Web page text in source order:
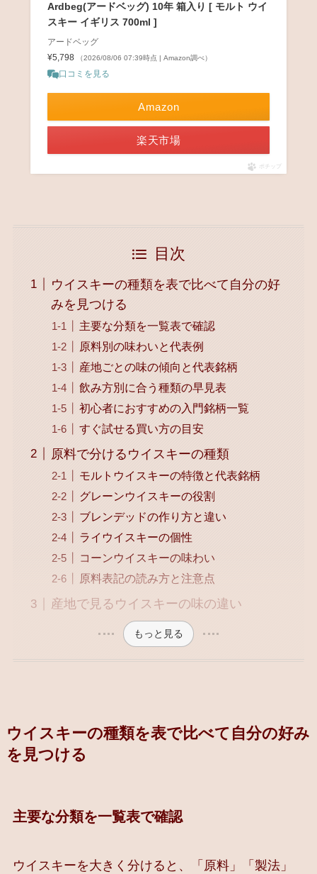
Ardbeg(アードベッグ) 10年 箱入り [ モルト ウイ
スキー イギリス 700ml ]
アードベッグ
¥5,798
（2026/08/06 07:39時点 | Amazon調べ）
口コミを見る
Amazon
楽天市場
ポチップ
目次
ウイスキーの種類を表で比べて自分の好
みを見つける
主要な分類を一覧表で確認
原料別の味わいと代表例
産地ごとの味の傾向と代表銘柄
飲み方別に合う種類の早見表
初心者におすすめの入門銘柄一覧
すぐ試せる買い方の目安
原料で分けるウイスキーの種類
モルトウイスキーの特徴と代表銘柄
グレーンウイスキーの役割
ブレンデッドの作り方と違い
ライウイスキーの個性
コーンウイスキーの味わい
原料表記の読み方と注意点
産地で見るウイスキーの味の違い
もっと見る
ウイスキーの種類を表で比べて自分の好み
を見つける
主要な分類を一覧表で確認
ウイスキーを大きく分けると、「原料」「製法」